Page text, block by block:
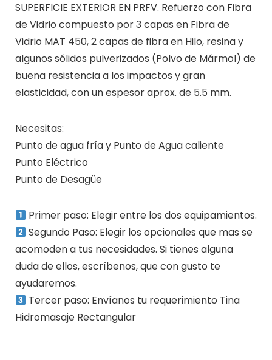
SUPERFICIE EXTERIOR EN PRFV. Refuerzo con Fibra
de Vidrio compuesto por 3 capas en Fibra de
Vidrio MAT 450, 2 capas de fibra en Hilo, resina y
algunos sólidos pulverizados (Polvo de Mármol) de
buena resistencia a los impactos y gran
elasticidad, con un espesor aprox. de 5.5 mm.
Necesitas:
Punto de agua fría y Punto de Agua caliente
Punto Eléctrico
Punto de Desagüe
Primer paso: Elegir entre los dos equipamientos.
Segundo Paso: Elegir los opcionales que mas se
acomoden a tus necesidades. Si tienes alguna
duda de ellos, escríbenos, que con gusto te
ayudaremos.
Tercer paso: Envíanos tu requerimiento Tina
Hidromasaje Rectangular